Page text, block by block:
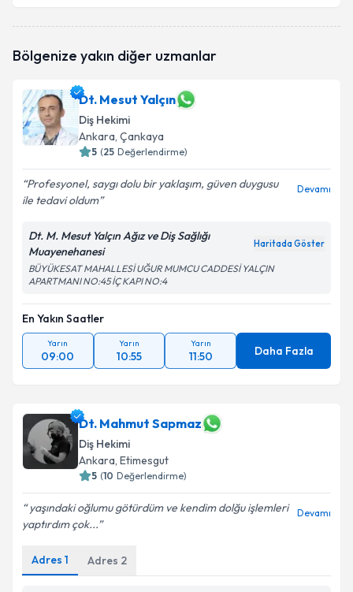
Size bu uzmandan randevu almanız için bir takvim
E-posta Adresiniz
Kişisel verilerimin işlenmesine ilişkinAydınlatma
Metni'ni okudum ve kişisel verilerimin belirtilen
Takvim Talebini Gönder
Bölgenize yakın diğer uzmanlar
Dt. Mesut Yalçın
Diş Hekimi
Ankara, Çankaya
5 (25 Değerlendirme)
Profesyonel, saygı dolu bir yaklaşım, güven duygusu
ile tedavi oldum
Devamı
Dt. M. Mesut Yalçın Ağız ve Diş Sağlığı
Muayenehanesi
Haritada Göster
BÜYÜKESAT MAHALLESİ UĞUR MUMCU CADDESİ YALÇIN
APARTMANI NO:45 İÇ KAPI NO:4
En Yakın Saatler
Yarın
09:00
Yarın
10:55
Yarın
11:50 Daha Fazla
Dt. Mahmut Sapmaz
Diş Hekimi
Ankara, Etimesgut
5 (10 Değerlendirme)
yaşındaki oğlumu götürdüm ve kendim dolğu işlemleri
yaptırdım çok...
Devamı
Adres 1 Adres 2